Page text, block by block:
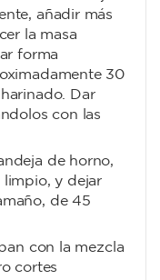
añadir más
la masa
forma
30
Dar
con las
de horno,
y dejar
de 45
con la mezcla
cortes